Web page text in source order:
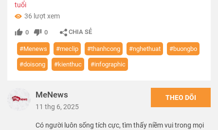
tuổi
36 lượt xem
0 0 CHIA SẺ
#Menews #meclip #thanhcong #nghethuat #buongbo
#doisong #kienthuc #infographic
MeNews
11 thg 6, 2025
THEO DÕI
Có người luôn sống tích cực, tìm thấy niềm vui trong mọi